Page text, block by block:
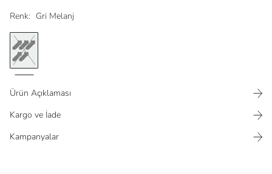
Renk: Gri Melanj
Ürün Açıklaması
Kargo ve İade
Kampanyalar